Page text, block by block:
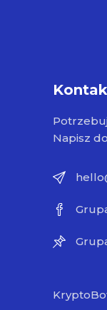
Napisz